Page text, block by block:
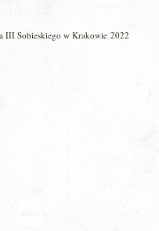
III Sobieskiego w Krakowie 2022